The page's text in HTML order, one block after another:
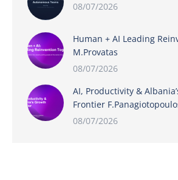
08/07/2026
Human + AI Leading
M.Provatas
08/07/2026
AI, Productivity &
Frontier
08/07/2026